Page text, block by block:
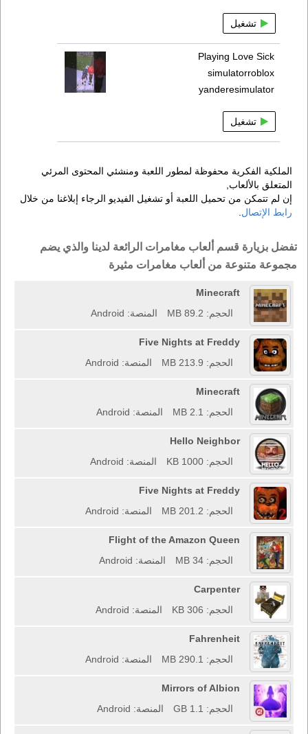
تشغيل
Playing Love Sick
simulatorroblox
yanderesimulator
تشغيل
الملكية الفكرية محفوظة لمطور اللعبة ومنشئي المحتوى المرئي
المتعلق بالألعاب,
إن لم تتمكن من تحميل اللعبة أو تشغيل الفيديو الرجاء إبلاغنا من خلال
رابط الإتصال
تفضل بزيارة قسم ألعاب مغامرات الرائعة لدينا والذي يضم
مجموعة متنوعة من ألعاب مغامرات مثيرة
Minecraft
الحجم: 89.2 MB
المنصة: Android
Five Nights at Freddy
الحجم: 213.9 MB
المنصة: Android
Minecraft
الحجم: 2.1 MB
المنصة: Android
Hello Neighbor
الحجم: 1000 KB
المنصة: Android
Five Nights at Freddy
الحجم: 201.2 MB
المنصة: Android
Flight of the Amazon Queen
الحجم: 34 MB
المنصة: Android
Carpenter
الحجم: 306 KB
المنصة: Android
Fahrenheit
الحجم: 290.1 MB
المنصة: Android
Mirrors of Albion
الحجم: 1.1 GB
المنصة: Android